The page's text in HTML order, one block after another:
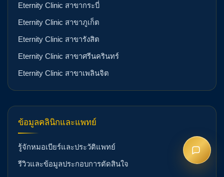
Eternity Clinic สาขากระบี่
Eternity Clinic สาขาภูเก็ต
Eternity Clinic สาขารังสิต
Eternity Clinic สาขาศรีนครินทร์
Eternity Clinic สาขาเพลินจิต
ข้อมูลคลินิกและแพทย์
รู้จักหมอเบียร์และประวัติแพทย์
รีวิวและข้อมูลประกอบการตัดสินใจ